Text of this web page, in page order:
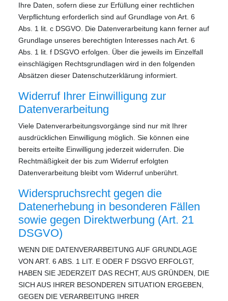
Ihre Daten, sofern diese zur Erfüllung einer rechtlichen
Verpflichtung erforderlich sind auf Grundlage von Art. 6
Abs. 1 lit. c DSGVO. Die Datenverarbeitung kann ferner auf
Grundlage unseres berechtigten Interesses nach Art. 6
Abs. 1 lit. f DSGVO erfolgen. Über die jeweils im Einzelfall
einschlägigen Rechtsgrundlagen wird in den folgenden
Absätzen dieser Datenschutzerklärung informiert.
Widerruf Ihrer Einwilligung zur
Datenverarbeitung
Viele Datenverarbeitungsvorgänge sind nur mit Ihrer
ausdrücklichen Einwilligung möglich. Sie können eine
bereits erteilte Einwilligung jederzeit widerrufen. Die
Rechtmäßigkeit der bis zum Widerruf erfolgten
Datenverarbeitung bleibt vom Widerruf unberührt.
Widerspruchsrecht gegen die
Datenerhebung in besonderen Fällen
sowie gegen Direktwerbung (Art. 21
DSGVO)
WENN DIE DATENVERARBEITUNG AUF GRUNDLAGE
VON ART. 6 ABS. 1 LIT. E ODER F DSGVO ERFOLGT,
HABEN SIE JEDERZEIT DAS RECHT, AUS GRÜNDEN, DIE
SICH AUS IHRER BESONDEREN SITUATION ERGEBEN,
GEGEN DIE VERARBEITUNG IHRER